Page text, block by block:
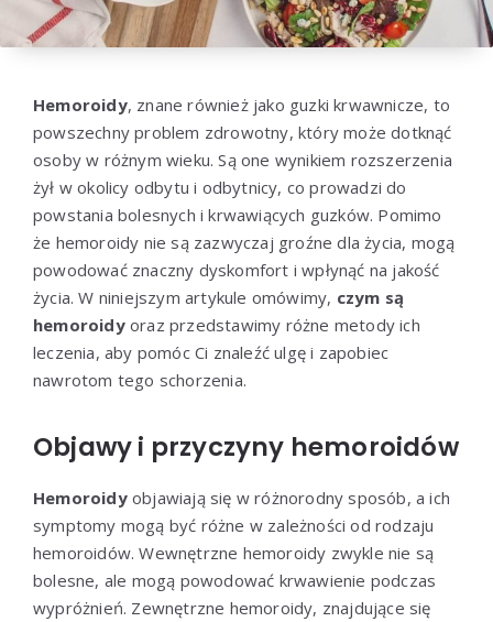
Hemoroidy, znane również jako guzki krwawnicze, to
powszechny problem zdrowotny, który może dotknąć
osoby w różnym wieku. Są one wynikiem rozszerzenia
żył w okolicy odbytu i odbytnicy, co prowadzi do
powstania bolesnych i krwawiących guzków. Pomimo
że hemoroidy nie są zazwyczaj groźne dla życia, mogą
powodować znaczny dyskomfort i wpłynąć na jakość
życia. W niniejszym artykule omówimy, czym są
hemoroidyoraz przedstawimy różne metody ich
leczenia, aby pomóc Ci znaleźć ulgę i zapobiec
nawrotom tego schorzenia.
Objawy i przyczyny hemoroidów
Hemoroidyobjawiają się w różnorodny sposób, a ich
symptomy mogą być różne w zależności od rodzaju
hemoroidów. Wewnętrzne hemoroidy zwykle nie są
bolesne, ale mogą powodować krwawienie podczas
wypróżnień. Zewnętrzne hemoroidy, znajdujące się